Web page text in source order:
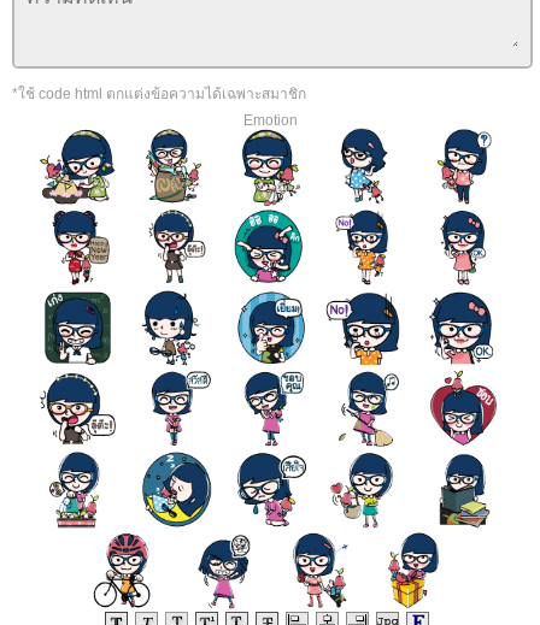
*ใช้ code html ตกแต่งข้อความได้เฉพาะสมาชิก
Emotion